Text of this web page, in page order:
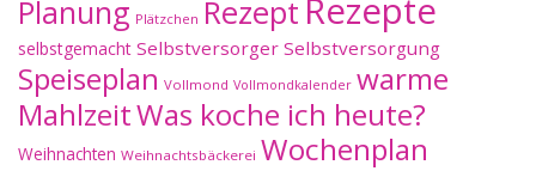
Planung Plätzchen Rezept Rezepte
selbstgemacht Selbstversorger Selbstversorgung
Speiseplan Vollmond Vollmondkalender warme
MahlzeitWas koche ich heute?
Weihnachten Weihnachtsbäckerei Wochenplan